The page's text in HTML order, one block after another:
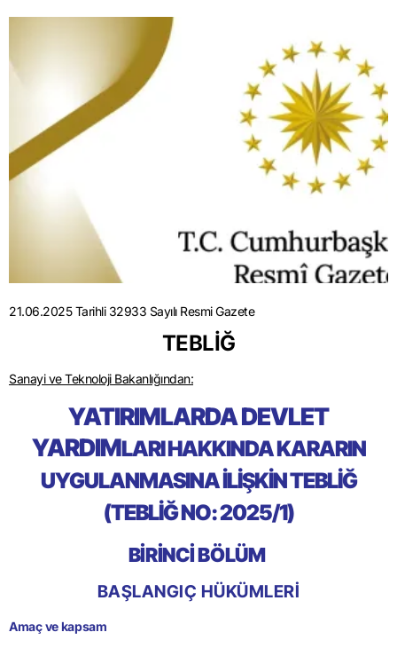
21.06.2025 Tarihli 32933 Sayılı Resmi Gazete
TEBLİĞ
Sanayi ve Teknoloji Bakanlığından:
YATIRIMLARDA DEVLET
YARDIMLARI HAKKINDA KARARIN
UYGULANMASINA İLİŞKİN TEBLİĞ
(TEBLİĞ NO: 2025/1)
BİRİNCİ BÖLÜM
BAŞLANGIÇ HÜKÜMLERİ
Amaç ve kapsam